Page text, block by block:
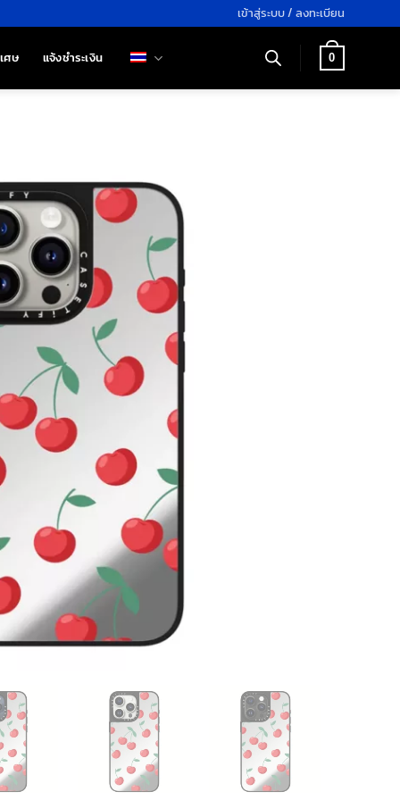
เข้าสู่ระบบ / ลงทะเบียน
ศษ แจ้งชำระเงิน 0